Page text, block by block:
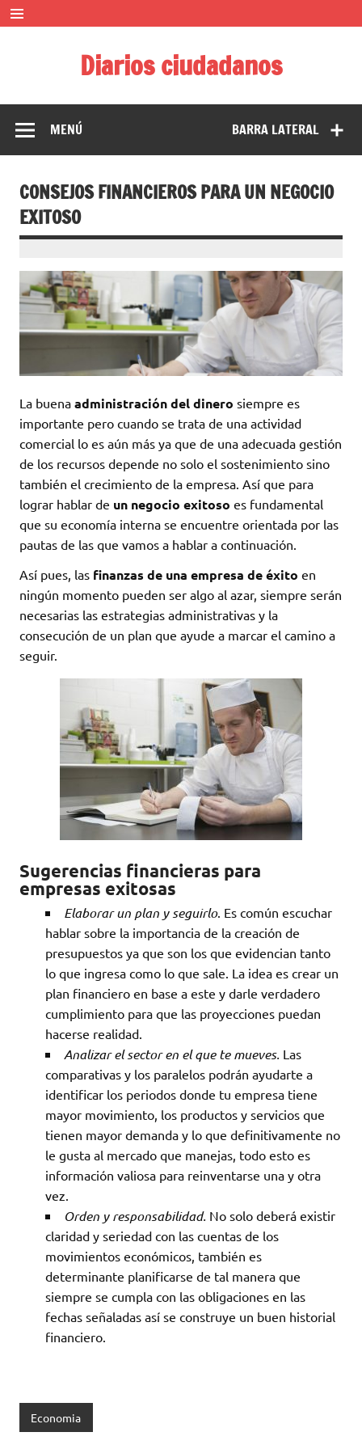
Saltar
contenido
Diarios ciudadanos
BARRA LATERAL
MENÚ
CONSEJOS FINANCIEROS PARA UN NEGOCIO
EXITOSO
La buena administración del dinero siempre es
importante pero cuando se trata de una actividad
comercial lo es aún más ya que de una adecuada gestión
de los recursos depende no solo el sostenimiento sino
también el crecimiento de la empresa. Así que para
lograr hablar de un negocio exitoso es fundamental
que su economía interna se encuentre orientada por las
pautas de las que vamos a hablar a continuación.
Así pues, las finanzas de una empresa de éxito en
ningún momento pueden ser algo al azar, siempre serán
necesarias las estrategias administrativas y la
consecución de un plan que ayude a marcar el camino a
seguir.
Sugerencias financieras para
empresas exitosas
Elaborar un plan y seguirlo. Es común escuchar
hablar sobre la importancia de la creación de
presupuestos ya que son los que evidencian tanto
lo que ingresa como lo que sale. La idea es crear un
plan financiero en base a este y darle verdadero
cumplimiento para que las proyecciones puedan
hacerse realidad.
Analizar el sector en el que te mueves. Las
comparativas y los paralelos podrán ayudarte a
identificar los periodos donde tu empresa tiene
mayor movimiento, los productos y servicios que
tienen mayor demanda y lo que definitivamente no
le gusta al mercado que manejas, todo esto es
información valiosa para reinventarse una y otra
vez.
Orden y responsabilidad. No solo deberá existir
claridad y seriedad con las cuentas de los
movimientos económicos, también es
determinante planificarse de tal manera que
siempre se cumpla con las obligaciones en las
fechas señaladas así se construye un buen historial
financiero.
Economia